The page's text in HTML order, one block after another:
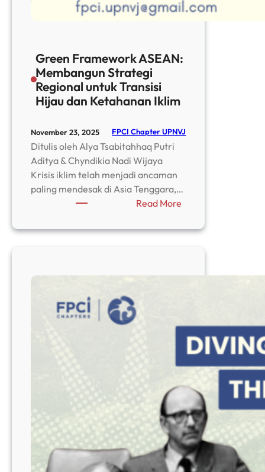
Green Framework ASEAN:
Membangun Strategi
Regional untuk Transisi
Hijau dan Ketahanan Iklim
November 23, 2025 FPCI Chapter UPNVJ
Ditulis oleh Alya Tsabitahhaq Putri
Aditya & Chyndikia Nadi Wijaya
Krisis iklim telah menjadi ancaman
paling mendesak di Asia Tenggara,…
Read More
Framework
Strategi
Hijau
dan
Ketahanan